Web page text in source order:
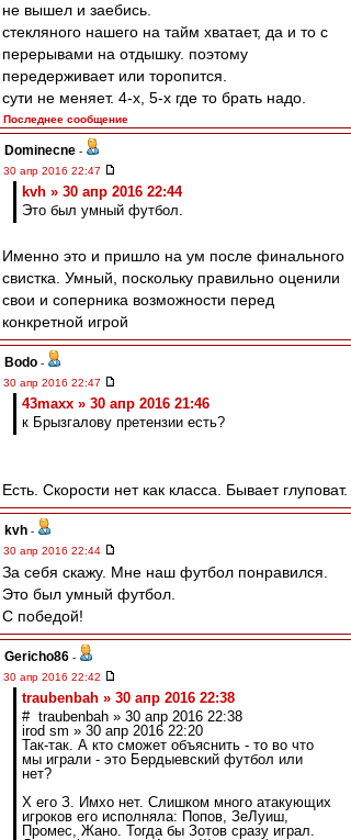
не вышел и заебись.
стекляного нашего на тайм хватает, да и то с
перерывами на отдышку. поэтому
передерживает или торопится.
сути не меняет. 4-х, 5-х где то брать надо.
Последнее сообщение
Dominecne -
30 апр 2016 22:47
kvh » 30 апр 2016 22:44
Это был умный футбол.
Именно это и пришло на ум после финального
свистка. Умный, поскольку правильно оценили
свои и соперника возможности перед
конкретной игрой
Bodo -
30 апр 2016 22:47
43maxx » 30 апр 2016 21:46
к Брызгалову претензии есть?
Есть. Скорости нет как класса. Бывает глуповат.
kvh -
30 апр 2016 22:44
За себя скажу. Мне наш футбол понравился.
Это был умный футбол.
С победой!
Gericho86 -
30 апр 2016 22:42
traubenbah » 30 апр 2016 22:38
# traubenbah » 30 апр 2016 22:38
irod sm » 30 апр 2016 22:20
Так-так. А кто сможет объяснить - то во что
мы играли - это Бердыевский футбол или
нет?
Х его З. Имхо нет. Слишком много атакующих
игроков его исполняла: Попов, ЗеЛуиш,
Промес, Жано. Тогда бы Зотов сразу играл.